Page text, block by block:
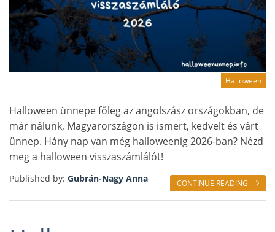
Halloween
Halloween ünnepe főleg az angolszász országokban, de
már nálunk, Magyarországon is ismert, kedvelt és várt
ünnep. Hány nap van még halloweenig 2026-ban? Nézd
meg a halloween visszaszámlálót!
CONTINUE READING
Published by: Gubrán-Nagy Anna